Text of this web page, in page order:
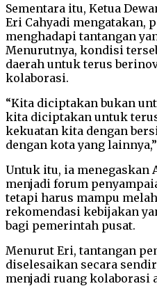
Sementara itu, Ketua
Eri Cahyadi mengatakan,
menghadapi tantangan
Menurutnya, kondisi
daerah untuk terus
kolaborasi.
“Kita diciptakan bukan
kita diciptakan untuk
kekuatan kita dengan
dengan kota yang
Untuk itu, ia menegaskan
menjadi forum
tetapi harus mampu
rekomendasi kebijakan
bagi pemerintah pusat.
Menurut Eri, tantangan
diselesaikan secara
menjadi ruang kolaborasi